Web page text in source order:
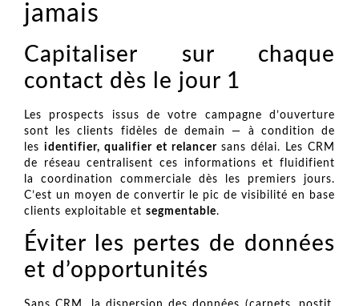
jamais
Capitaliser sur chaque
contact dès le jour 1
Les prospects issus de votre campagne d’ouverture
sont les clients fidèles de demain — à condition de
les identifier, qualifier et relancersans délai. Les CRM
de réseau centralisent ces informations et fluidifient
la coordination commerciale dès les premiers jours.
C’est un moyen de convertir le pic de visibilité en base
clients exploitable et segmentable.
Éviter les pertes de données
et d’opportunités